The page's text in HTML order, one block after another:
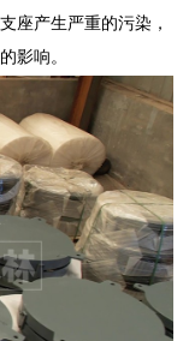
座产生严重的污染，
影响。